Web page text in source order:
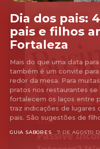
Dia dos pais:
pais e filhos
Fortaleza
Mais do que uma data
também é um convite
redor da mesa. Para
pratos nos restaurantes
fortalecem os laços entre pais e filhos. O
traz indicações de lugares
pais. São sugestões de
GUIA SABORES 7 DE AGOSTO